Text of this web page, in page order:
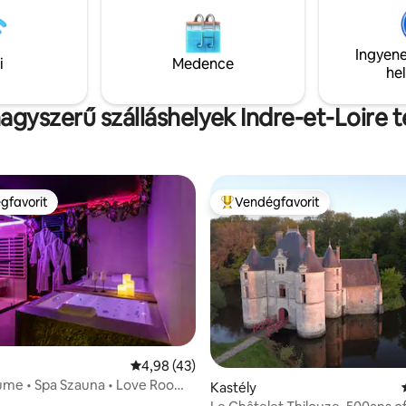
a medencetörülközőket is
2 további vendég
fogyatékossággal élő személy
Medence
szálláshelyek Indre-et-Loire
5, 37 vélemény
Átlagos értékelés: 5/4,98, 43 vélemény
4,98 (43)
• Spa Szauna • Love Room
Kiemelt vendégfavorit
Vendégfavorit
Kastély